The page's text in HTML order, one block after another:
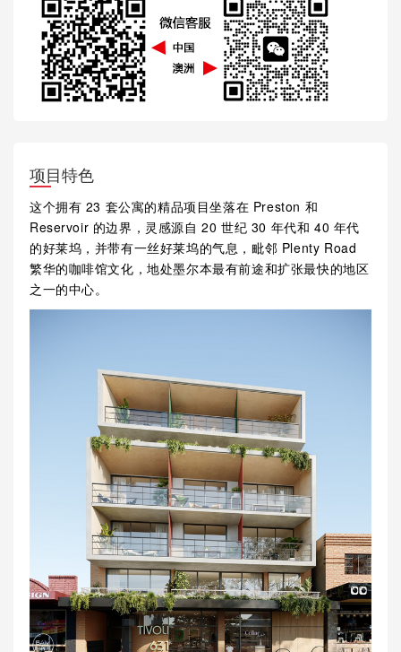
项目特色
这个拥有 23 套公寓的精品项目坐落在 Preston 和
Reservoir 的边界，灵感源自 20 世纪 30 年代和 40 年代
的好莱坞，并带有一丝好莱坞的气息，毗邻 Plenty Road
繁华的咖啡馆文化，地处墨尔本最有前途和扩张最快的地区
之一的中心。